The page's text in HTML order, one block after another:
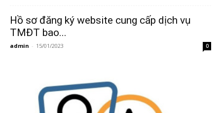
Hồ sơ đăng ký website cung cấp dịch vụ
TMĐT bao...
admin - 15/01/2023 0